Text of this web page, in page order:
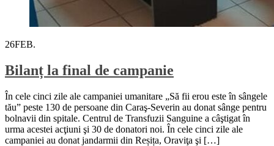
26FEB.
Bilanț la final de campanie
În cele cinci zile ale campaniei umanitare „Să fii erou este în sângele
tău” peste 130 de persoane din Caraş-Severin au donat sânge pentru
bolnavii din spitale. Centrul de Transfuzii Sanguine a câştigat în
urma acestei acţiuni şi 30 de donatori noi. În cele cinci zile ale
campaniei au donat jandarmii din Reșița, Oraviţa şi […]